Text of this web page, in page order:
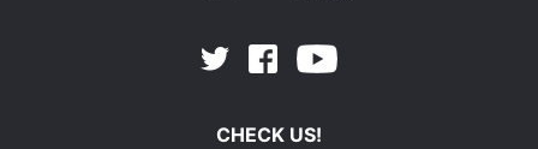
Twitter Facebook
CHECK US!